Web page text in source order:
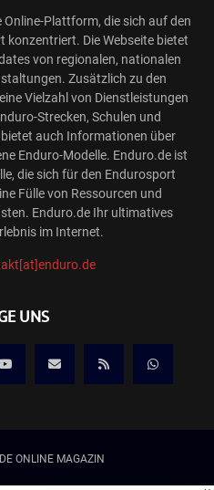
Plattform, die sich auf den
Die Webseite bietet
von regionalen, nationalen
Zusätzlich zu den
Vielzahl von Dienstleistungen
Strecken, Schulen und
auch Informationen über
Enduro-Modelle. Enduro.de ist
die sich für den Endurosport
Fülle von Ressourcen und
Enduro.de Ihr ultimatives
im Internet.
UNS
ONLINE MAGAZIN